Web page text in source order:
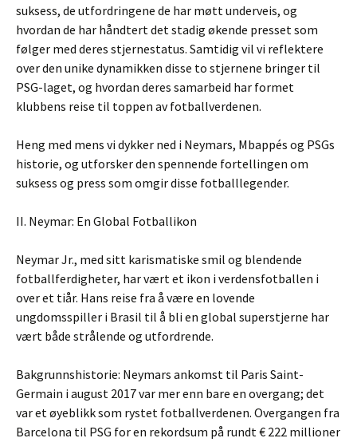
suksess, de utfordringene de har møtt underveis, og
hvordan de har håndtert det stadig økende presset som
følger med deres stjernestatus. Samtidig vil vi reflektere
over den unike dynamikken disse to stjernene bringer til
PSG-laget, og hvordan deres samarbeid har formet
klubbens reise til toppen av fotballverdenen.
Heng med mens vi dykker ned i Neymars, Mbappés og PSGs
historie, og utforsker den spennende fortellingen om
suksess og press som omgir disse fotballlegender.
II. Neymar: En Global Fotballikon
Neymar Jr., med sitt karismatiske smil og blendende
fotballferdigheter, har vært et ikon i verdensfotballen i
over et tiår. Hans reise fra å være en lovende
ungdomsspiller i Brasil til å bli en global superstjerne har
vært både strålende og utfordrende.
Bakgrunnshistorie: Neymars ankomst til Paris Saint-
Germain i august 2017 var mer enn bare en overgang; det
var et øyeblikk som rystet fotballverdenen. Overgangen fra
Barcelona til PSG for en rekordsum på rundt € 222 millioner